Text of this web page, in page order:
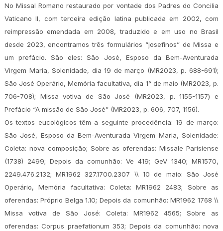
No Missal Romano restaurado por vontade dos Padres do Concilia
Vaticano II, com terceira edição latina publicada em 2002, com
reimpressão emendada em 2008, traduzido e em uso no Brasil
desde 2023, encontramos três formulários “josefinos” de Missa e
um prefácio. São eles: São José, Esposo da Bem-Aventurada
Virgem Maria, Solenidade, dia 19 de março (MR2023, p. 688-691);
São José Operário, Memória facultativa, dia 1° de maio (MR2023, p.
706-708); Missa votiva de São José (MR2023, p. 1155-1157) e
Prefácio “A missão de São José” (MR2023, p. 606, 707, 1156).
Os textos eucológicos têm a seguinte procedência: 19 de março:
São José, Esposo da Bem-Aventurada Virgem Maria, Solenidade:
Coleta: nova composição; Sobre as oferendas: Missale Parisiense
(1738) 2499; Depois da comunhão: Ve 419; GeV 1340; MR1570,
2249.476.2132; MR1962 327.1700.2307 \\ 10 de maio: São José
Operário, Memória facultativa: Coleta: MR1962 2483; Sobre as
oferendas: Próprio Belga 1.10; Depois da comunhão: MR1962 1768 \\
Missa votiva de São José: Coleta: MR1962 4565; Sobre as
oferendas: Corpus praefationum 353; Depois da comunhão: nova